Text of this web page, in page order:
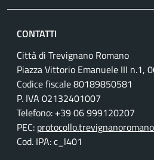
CONTATTI
Città di Trevignano Romano
Piazza Vittorio Emanuele III n.1,
Codice fiscale 80189850581
P. IVA 02132401007
Telefono: +39 06 999120207
PEC:
Cod. IPA: c_l401